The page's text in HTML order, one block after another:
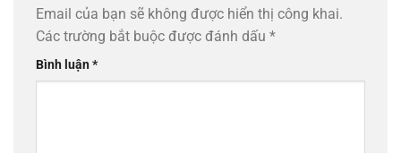
Email của bạn sẽ không được hiển thị công khai.
Các trường bắt buộc được đánh dấu *
Bình luận*